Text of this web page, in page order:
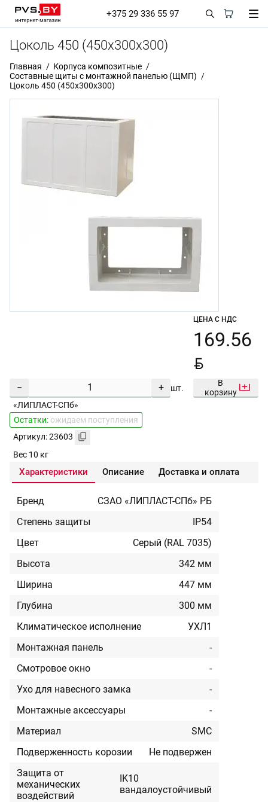
+375 29 336 55 97
Цоколь 450 (450x300x300)
Главная
Корпуса композитные
Составные щиты с монтажной панелью (ЩМП)
Цоколь 450 (450x300x300)
− + шт.
ЦЕНА С НДС
169.56
BYN
В
корзину
«ЛИПЛАСТ-СПб»
Остатки: ожидаем поступления
Артикул: 23603
Вес 10 кг
Характеристики Описание Доставка и оплата
Бренд
СЗАО «ЛИПЛАСТ-СПб» РБ
Степень защиты
IP54
Цвет
Серый (RAL 7035)
Высота
342 мм
Ширина
447 мм
Глубина
300 мм
Климатическое исполнение
УХЛ1
Монтажная панель
-
Смотровое окно
-
Ухо для навесного замка
-
Монтажные аксессуары
-
Материал
SMC
Подверженность корозии
Не подвержен
Защита от
механических
воздействий
IK10
вандалоустойчивый